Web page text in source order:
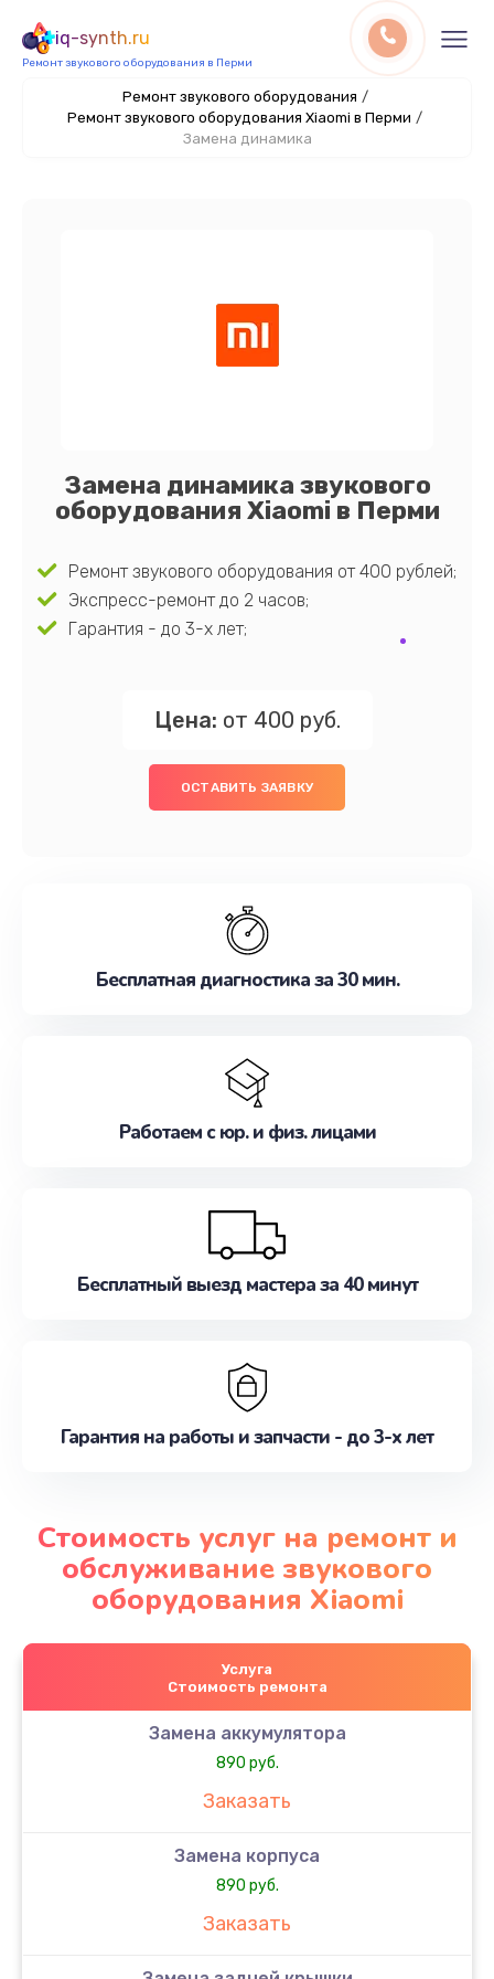
iq-synth.ru
Ремонт звукового оборудования в Перми
Ремонт звукового оборудования /
Ремонт звукового оборудования Xiaomi в Перми /
Замена динамика
Замена динамика звукового
оборудования Xiaomi в Перми
Ремонт звукового оборудования от 400 рублей;
Экспресс-ремонт до 2 часов;
Гарантия - до 3-х лет;
Цена: от 400 руб.
ОСТАВИТЬ ЗАЯВКУ
Бесплатная диагностика за 30 мин.
Работаем с юр. и физ. лицами
Бесплатный выезд мастера за 40 минут
Гарантия на работы и запчасти - до 3-х лет
Стоимость услуг на ремонт и
обслуживание звукового
оборудования Xiaomi
Услуга
Стоимость ремонта
Замена аккумулятора
890 руб.
Заказать
Замена корпуса
890 руб.
Заказать